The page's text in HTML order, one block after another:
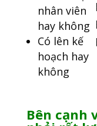
nhân viên
hay không
Có lên kế
hoạch hay
không
Bên cạnh